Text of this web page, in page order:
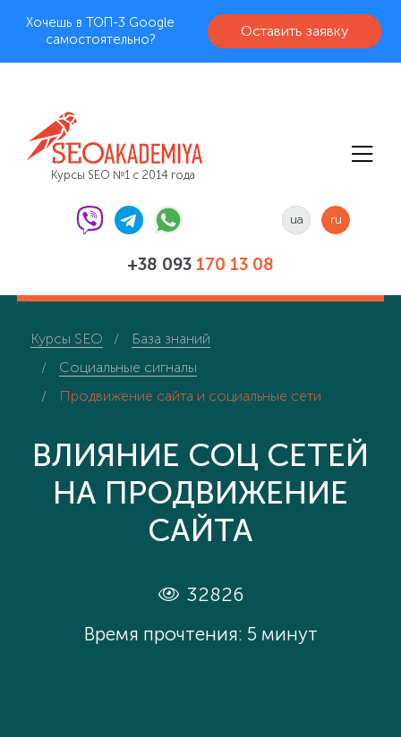
Хочешь в ТОП-3 Google
самостоятельно?
Оставить заявку
Курсы SEO №1 с 2014 года
+38 093 170 13 08
ua ru
Курсы SEO
База знаний
Социальные сигналы
Продвижение сайта и социальные сети
ВЛИЯНИЕ СОЦ СЕТЕЙ
НА ПРОДВИЖЕНИЕ
САЙТА
32826
Время прочтения: 5 минут